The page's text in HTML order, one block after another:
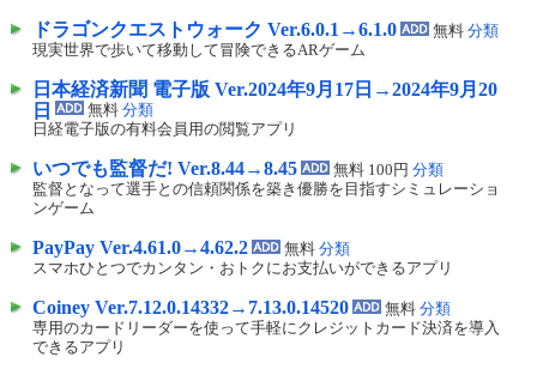
ドラゴンクエストウォーク Ver.6.0.1→6.1.0 無料 分類
現実世界で歩いて移動して冒険できるARゲーム
日本経済新聞 電子版 Ver.2024年9月17日→2024年9月20
日 無料 分類
日経電子版の有料会員用の閲覧アプリ
いつでも監督だ! Ver.8.44→8.45 無料 100円 分類
監督となって選手との信頼関係を築き優勝を目指すシミュレーショ
ンゲーム
PayPay Ver.4.61.0→4.62.2 無料 分類
スマホひとつでカンタン・おトクにお支払いができるアプリ
Coiney Ver.7.12.0.14332→7.13.0.14520 無料 分類
専用のカードリーダーを使って手軽にクレジットカード決済を導入
できるアプリ